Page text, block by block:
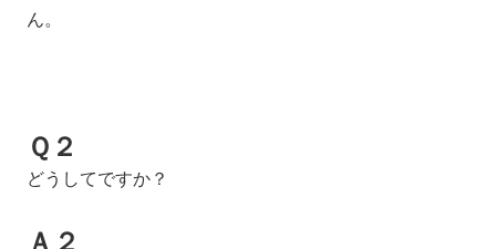
ん。
Ｑ２
どうしてですか？
Ａ２